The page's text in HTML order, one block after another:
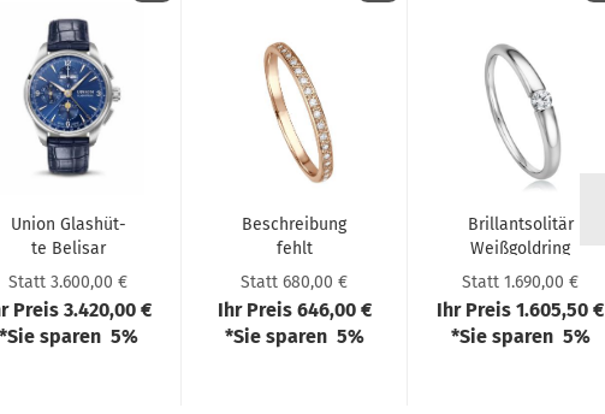
Union Glas­hüt­
te Be­li­sar
Mond­pha­se
Statt 3.600,00 €
Preis 3.420,00 €
*Sie sparen 5%
Be­schrei­bung
fehlt
Statt 680,00 €
Ihr Preis 646,00 €
*Sie sparen 5%
Bril­lant­so­li­tär
Weiß­gold­ring
TV000032W-​​1...
Statt 1.690,00 €
Ihr Preis 1.605,50 €
*Sie sparen 5%